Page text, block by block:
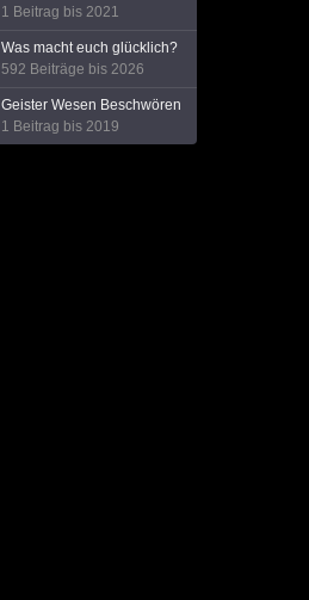
1 Beitrag bis 2021
Was macht euch glücklich?
592 Beiträge bis 2026
Geister Wesen Beschwören
1 Beitrag bis 2019